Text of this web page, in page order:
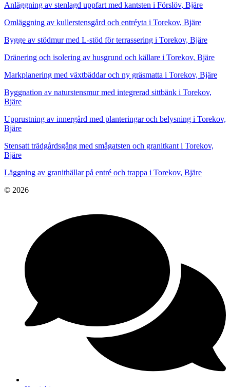
Anläggning av stenlagd uppfart med kantsten i Förslöv, Bjäre
Omläggning av kullerstensgård och entréyta i Torekov, Bjäre
Bygge av stödmur med L-stöd för terrassering i Torekov, Bjäre
Dränering och isolering av husgrund och källare i Torekov, Bjäre
Markplanering med växtbäddar och ny gräsmatta i Torekov, Bjäre
Byggnation av naturstensmur med integrerad sittbänk i Torekov,
Bjäre
Upprustning av innergård med planteringar och belysning i Torekov,
Bjäre
Stensatt trädgårdsgång med smågatsten och granitkant i Torekov,
Bjäre
Läggning av granithällar på entré och trappa i Torekov, Bjäre
© 2026